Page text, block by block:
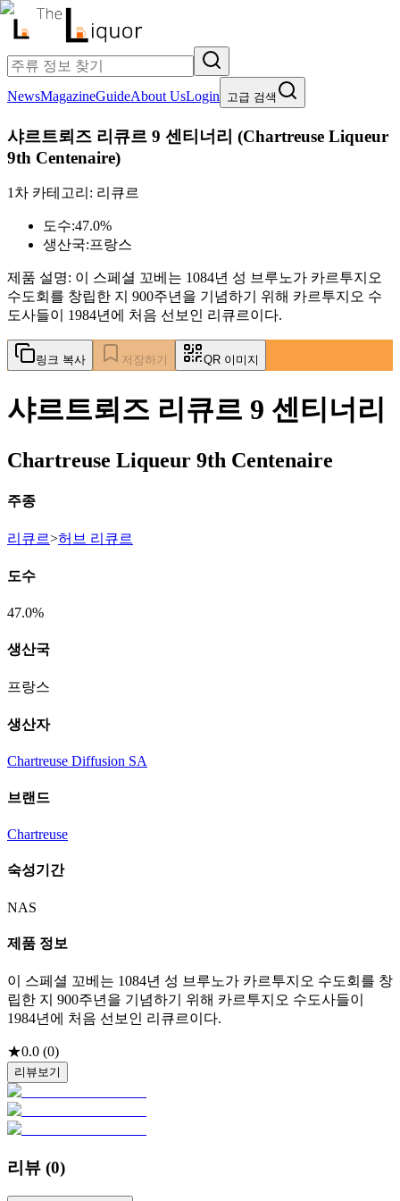
NewsMagazineGuideAbout UsLogin 고급 검색
샤르트뢰즈 리큐르 9 센티너리 (Chartreuse Liqueur
9th Centenaire)
1차 카테고리: 리큐르
도수:47.0%
생산국:프랑스
제품 설명: 이 스페셜 꼬베는 1084년 성 브루노가 카르투지오
수도회를 창립한 지 900주년을 기념하기 위해 카르투지오 수
도사들이 1984년에 처음 선보인 리큐르이다.
링크 복사 저장하기 QR 이미지
샤르트뢰즈 리큐르 9 센티너리
Chartreuse Liqueur 9th Centenaire
주종
리큐르>허브 리큐르
도수
47.0%
생산국
프랑스
생산자
Chartreuse Diffusion SA
브랜드
Chartreuse
숙성기간
NAS
제품 정보
이 스페셜 꼬베는 1084년 성 브루노가 카르투지오 수도회를 창
립한 지 900주년을 기념하기 위해 카르투지오 수도사들이
1984년에 처음 선보인 리큐르이다.
★0.0 (0)
리뷰보기
리뷰 (0)